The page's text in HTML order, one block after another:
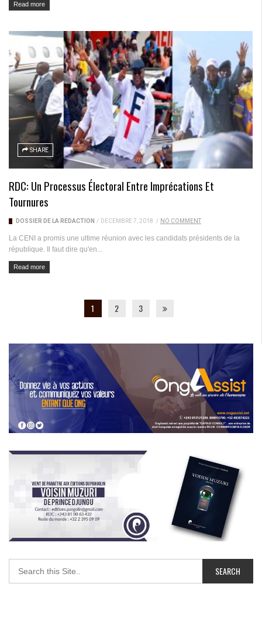
Read more
SHARE
RDC: Un Processus Électoral Entre Imprécations Et
Tournures
DOSSIER DE LA RÉDACTION / DÉCEMBRE 7, 2018 / NO COMMENT
La CENI a promis une ultime réunion avec les candidats présidents de la
république. Il faut dire qu'en...
Read more
1 2 3